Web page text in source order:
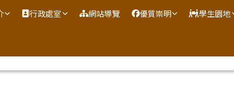
網行政處室 網站導覽 優質崇明 學生園地